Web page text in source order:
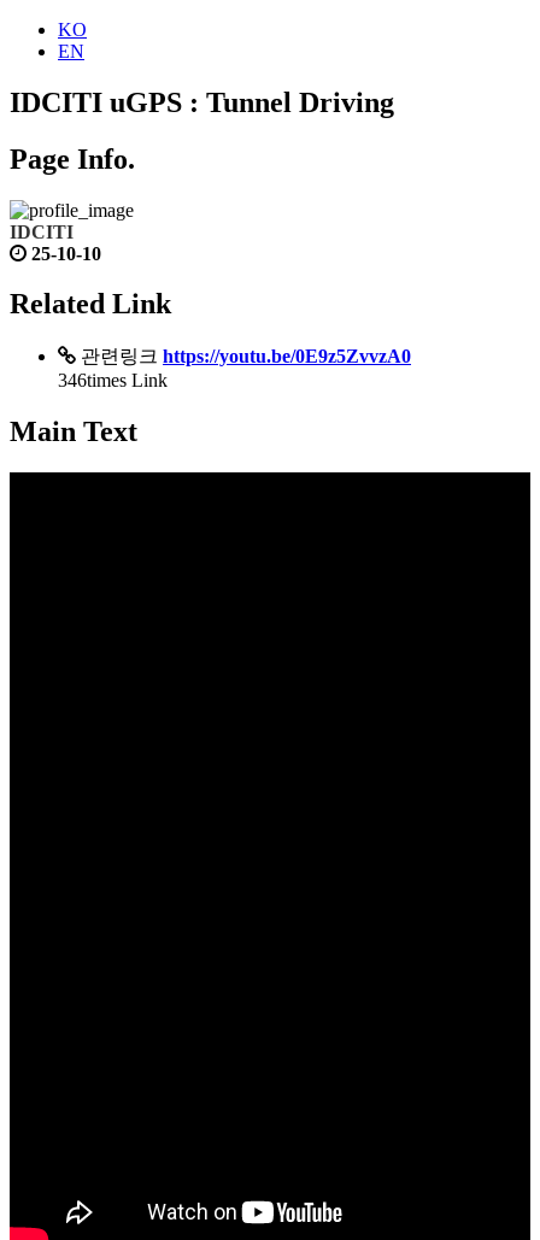
KO
EN
IDCITI uGPS : Tunnel Driving
Page Info.
IDCITI
25-10-10
Related Link
관련링크 https://youtu.be/0E9z5ZvvzA0
346times Link
Main Text